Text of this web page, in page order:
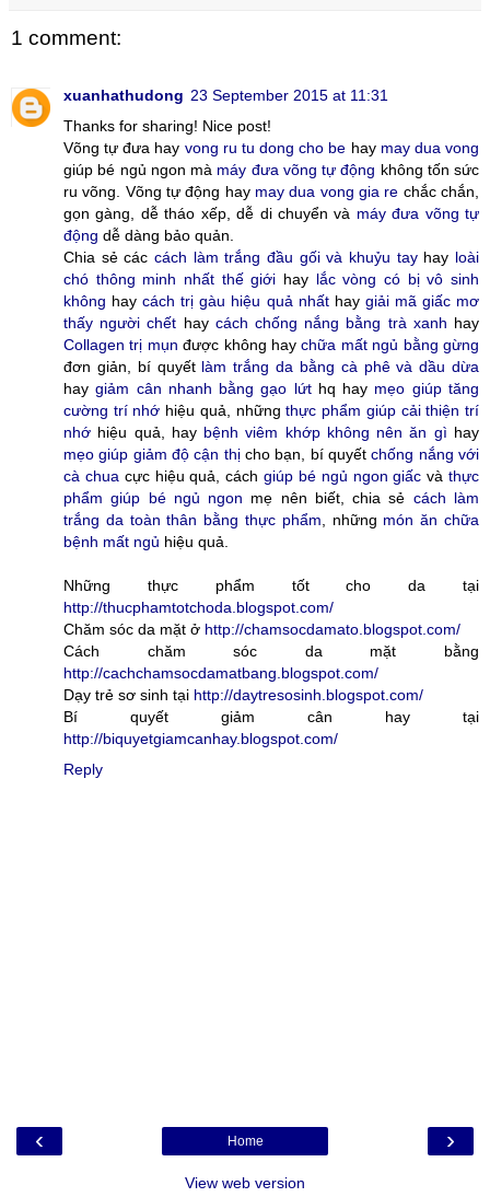
1 comment:
xuanhathudong 23 September 2015 at 11:31
Thanks for sharing! Nice post!
Võng tự đưa hay vong ru tu dong cho be hay may dua vong
giúp bé ngủ ngon mà máy đưa võng tự động không tốn sức
ru võng. Võng tự động hay may dua vong gia re chắc chắn,
gọn gàng, dễ tháo xếp, dễ di chuyển và máy đưa võng tự
động dễ dàng bảo quản.
Chia sẻ các cách làm trắng đầu gối và khuỷu tayhay loài
chó thông minh nhất thế giới hay lắc vòng có bị vô sinh
không haycách trị gàu hiệu quả nhấthay giải mã giấc mơ
thấy người chết hay cách chống nắng bằng trà xanh hay
Collagen trị mụn được không haychữa mất ngủ bằng gừng
đơn giản, bí quyết làm trắng da bằng cà phê và dầu dừa
haygiảm cân nhanh bằng gạo lứthq hay mẹo giúp tăng
cường trí nhớ hiệu quả, nhữngthực phẩm giúp cải thiện trí
nhớ hiệu quả, hay bệnh viêm khớp không nên ăn gì hay
mẹo giúp giảm độ cận thịcho bạn, bí quyếtchống nắng với
cà chua cực hiệu quả, cáchgiúp bé ngủ ngon giấc vàthực
phẩm giúp bé ngủ ngon mẹ nên biết, chia sẻ cách làm
trắng da toàn thân bằng thực phẩm , những món ăn chữa
bệnh mất ngủ hiệu quả.
Những thực phẩm tốt cho da tại
http://thucphamtotchoda.blogspot.com/
Chăm sóc da mặt ở http://chamsocdamato.blogspot.com/
Cách chăm sóc da mặt bằng
http://cachchamsocdamatbang.blogspot.com/
Dạy trẻ sơ sinh tại http://daytresosinh.blogspot.com/
Bí quyết giảm cân hay tại
http://biquyetgiamcanhay.blogspot.com/
Reply
‹ ›
Home
View web version